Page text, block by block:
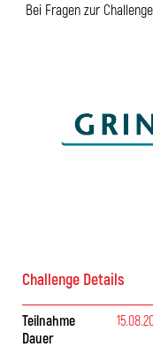
Bei Fragen zur
Challenge Details
Teilnahme
Dauer